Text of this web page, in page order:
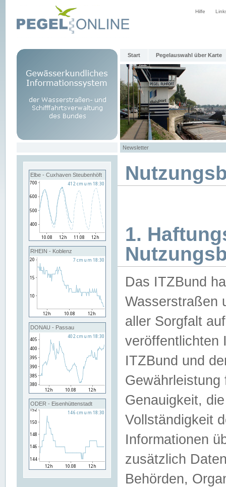
Hilfe
Start Pegelauswahl über Karte
Newsletter
Elbe - Cuxhaven Steubenhöft
RHEIN - Koblenz
DONAU - Passau
ODER - Eisenhüttenstadt
1.
Das ITZBund
Wasserstraßen
aller Sorgfalt
veröffentlichten
ITZBund und
Genauigkeit,
Vollständigkeit
Informationen
zusätzlich
Behörden,